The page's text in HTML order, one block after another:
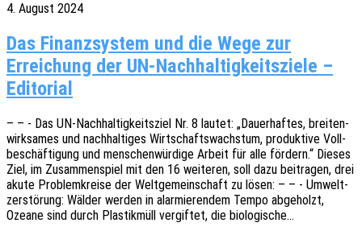
4. August 2024
Das Finanzsystem und die Wege zur
Erreichung der UN-Nachhaltigkeitsziele –
Editorial
– – - Das UN-Nach­hal­­ti­g­keits­­ziel Nr. 8 lautet: „Dauer­haf­tes, brei­ten­
wirk­sa­mes und nach­hal­ti­ges Wirt­schafts­wachs­tum, produk­ti­ve Voll­
be­schäf­ti­gung und menschen­wür­di­ge Arbeit für alle fördern.“ Dieses
Ziel, im Zusam­men­spiel mit den 16 weite­ren, soll dazu beitra­gen, drei
akute Problem­krei­se der Welt­ge­mein­schaft zu lösen: – – - Umwelt­
zer­stö­rung: Wälder werden in alar­mie­ren­dem Tempo abge­holzt,
Ozeane sind durch Plas­tik­müll vergif­tet, die biologische…